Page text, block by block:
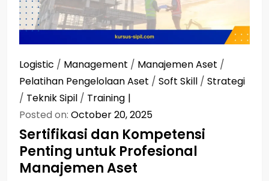
Logistic / Management / Manajemen Aset /
Pelatihan Pengelolaan Aset / Soft Skill / Strategi
/ Teknik Sipil / Training
Posted on: October 20, 2025
Sertifikasi dan Kompetensi
Penting untuk Profesional
Manajemen Aset